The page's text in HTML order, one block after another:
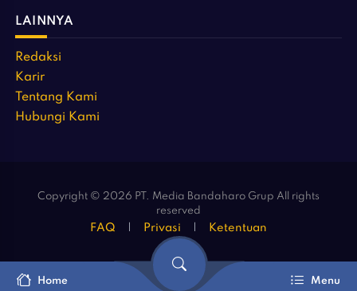
LAINNYA
Redaksi
Karir
Tentang Kami
Hubungi Kami
Copyright © 2026 PT. Media Bandaharo Grup All rights
reserved
FAQ Privasi Ketentuan
Home Menu